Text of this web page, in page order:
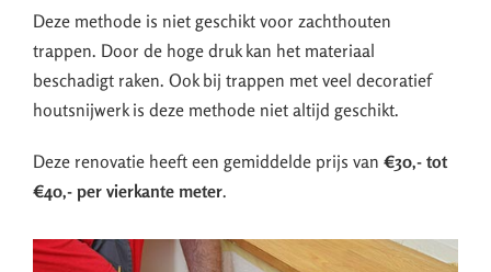
Deze methode is niet geschikt voor zachthouten
trappen. Door de hoge druk kan het materiaal
beschadigt raken. Ook bij trappen met veel decoratief
houtsnijwerk is deze methode niet altijd geschikt.
Deze renovatie heeft een gemiddelde prijs van €30,- tot
€40,- per vierkante meter.